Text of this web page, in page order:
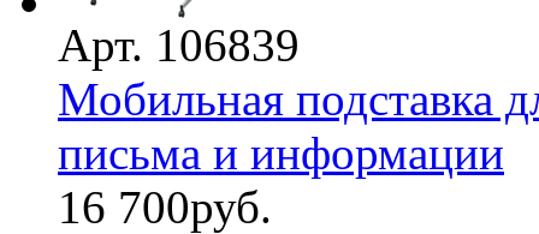
Арт. 106839
Мобильная подставка
письма и информации
16 700руб.